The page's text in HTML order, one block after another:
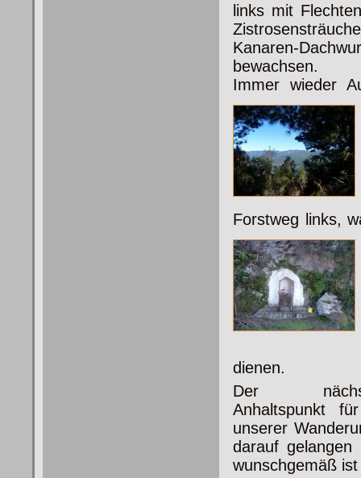
links mit
Kanaren-
bewachsen.
Immer wieder
Forstweg links,
dienen.
Der
Anhaltspunkt
unserer
darauf
wunschgemäß